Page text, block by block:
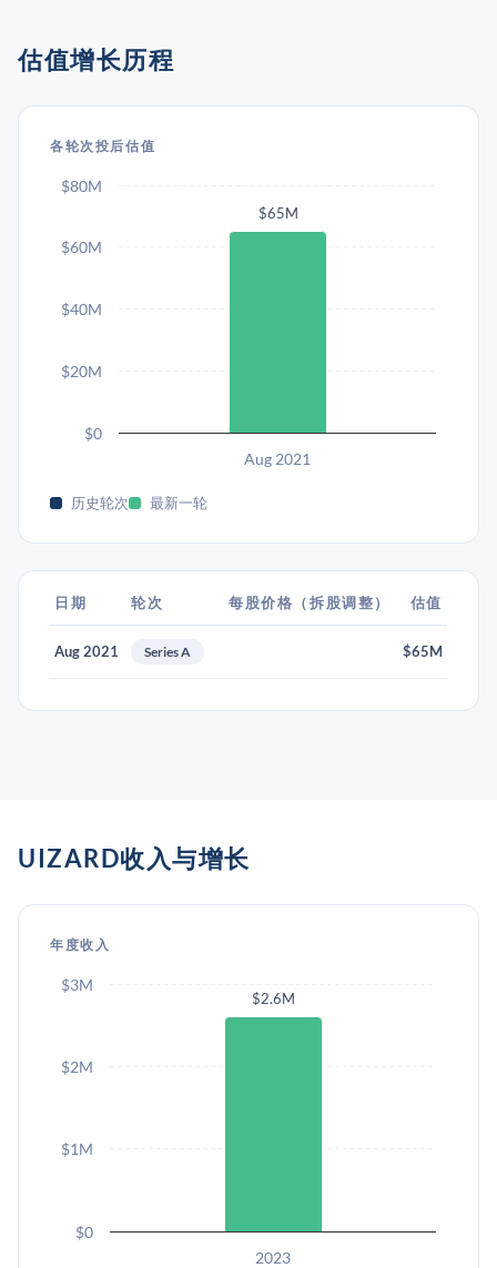
估值增长历程
各轮次投后估值
$65M
Aug 2021
$0
$20M
$40M
$60M
$80M
历史轮次 最新一轮
日期 轮次 每股价格（拆股调整） 估值
Aug 2021 Series A $65M
UIZARD收入与增长
年度收入
$2.6M
2023
$0
$1M
$2M
$3M